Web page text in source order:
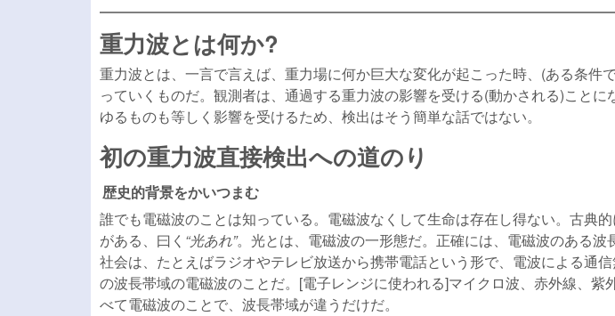
重力波とは何か?
重力波とは、一言で言えば、重力場に何か巨大な変化が起こった時、(ある条件
っていくものだ。観測者は、通過する重力波の影響を受ける(動かされる)こと
ゆるものも等しく影響を受けるため、検出はそう簡単な話ではない。
初の重力波直接検出への道のり
歴史的背景をかいつまむ
誰でも電磁波のことは知っている。電磁波なくして生命は存在し得ない。古典
がある、曰く 光あれ 。光とは、電磁波の一形態だ。正確には、電磁波のある
社会は、たとえばラジオやテレビ放送から携帯電話という形で、電波による通
の波長帯域の電磁波のことだ。[電子レンジに使われる]マイクロ波、赤外線、紫
べて電磁波のことで、波長帯域が違うだけだ。